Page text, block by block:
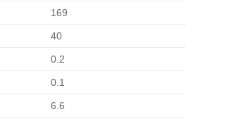
169
40
0.2
0.1
6.6